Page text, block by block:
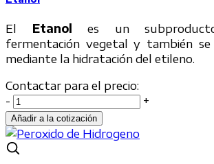
El Etanol es un
fermentación vegetal y también
mediante la hidratación del etileno.
Contactar para el precio:
-
+